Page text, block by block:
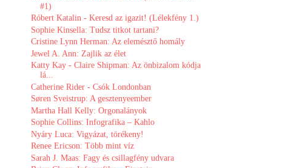
#1)
Róbert Katalin - Keresd az igazit! (Lélekfény 1.)
Sophie Kinsella: Tudsz titkot tartani?
Cristine Lynn Herman: Az elemésztő homály
Jewel A. Ann: Zajlik az élet
Katty Kay - Claire Shipman: Az ​önbizalom kódja
lá...
Catherine Rider - Csók Londonban
Søren Sveistrup: A gesztenyeember
Martha Hall Kelly: Orgonalányok
Sophie Collins: Infografika – Kahlo
Nyáry Luca: Vigyázat, törékeny!
Renee Ericson: Több mint víz
Sarah J. Maas: Fagy és csillagfény udvara